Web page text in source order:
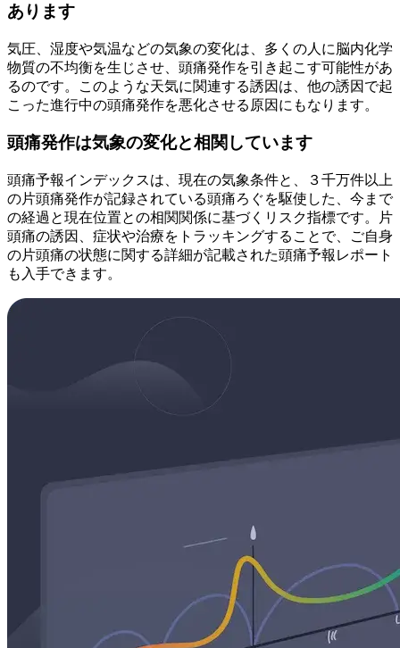
あります
気圧、湿度や気温などの気象の変化は、多くの人に脳内化学
物質の不均衡を生じさせ、頭痛発作を引き起こす可能性があ
るのです。このような天気に関連する誘因は、他の誘因で起
こった進行中の頭痛発作を悪化させる原因にもなります。
頭痛発作は気象の変化と相関しています
頭痛予報インデックスは、現在の気象条件と、３千万件以上
の片頭痛発作が記録されている頭痛ろぐを駆使した、今まで
の経過と現在位置との相関関係に基づくリスク指標です。片
頭痛の誘因、症状や治療をトラッキングすることで、ご自身
の片頭痛の状態に関する詳細が記載された頭痛予報レポート
も入手できます。